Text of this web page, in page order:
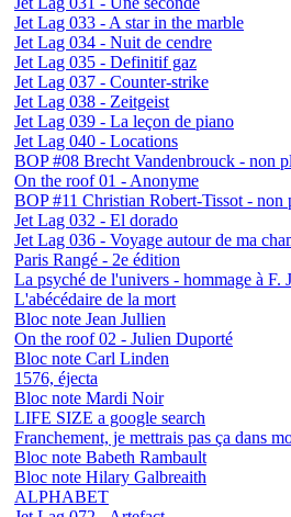
Jet Lag 033 - A star in the marble
Jet Lag 034 - Nuit de cendre
Jet Lag 035 - Definitif gaz
Jet Lag 037 - Counter-strike
Jet Lag 038 - Zeitgeist
Jet Lag 039 - La leçon de piano
Jet Lag 040 - Locations
BOP #08 Brecht Vandenbrouck - non
On the roof 01 - Anonyme
BOP #11 Christian Robert-Tissot - non
Jet Lag 032 - El dorado
Jet Lag 036 - Voyage autour de ma
Paris Rangé - 2e édition
La psyché de l'univers - hommage à F.
L'abécédaire de la mort
Bloc note Jean Jullien
On the roof 02 - Julien Duporté
Bloc note Carl Linden
1576, éjecta
Bloc note Mardi Noir
LIFE SIZE a google search
Franchement, je mettrais pas ça dans
Bloc note Babeth Rambault
Bloc note Hilary Galbreaith
ALPHABET